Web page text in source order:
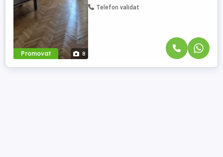
Promovat 8
Telefon validat